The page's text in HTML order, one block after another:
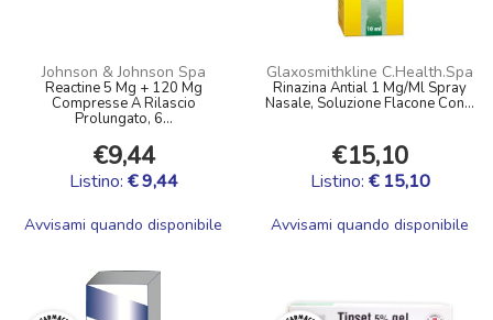
Johnson & Johnson Spa
Reactine 5 Mg + 120 Mg
Compresse A Rilascio
Prolungato, 6...
€9,44
Listino: € 9,44
Avvisami quando disponibile
Glaxosmithkline C.Health.Spa
Rinazina Antial 1 Mg/Ml Spray
Nasale, Soluzione Flacone Con...
€15,10
Listino: € 15,10
Avvisami quando disponibile